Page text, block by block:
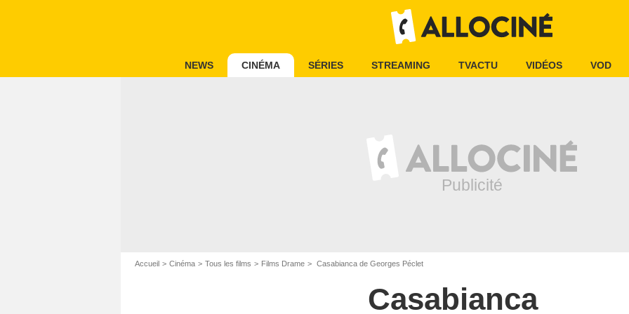
NEWS CINÉMA SÉRIES STREAMING TVACTU VIDÉOS VOD
Accueil Cinéma Tous les films Films Drame Casabianca de Georges Péclet
Casabianca